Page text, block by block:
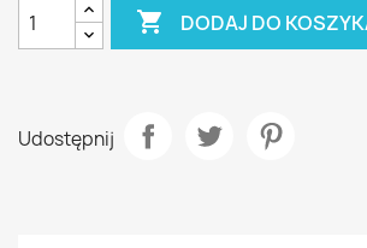
 DODAJ DO
Udostępnij